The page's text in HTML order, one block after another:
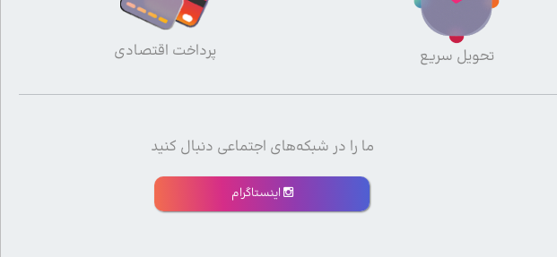
تحویل سریع پرداخت اقتصادی
ما را در شبکه‌های اجتماعی دنبال کنید
اینستاگرام